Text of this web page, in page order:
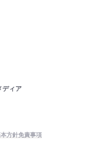
ディア
方針免責事項